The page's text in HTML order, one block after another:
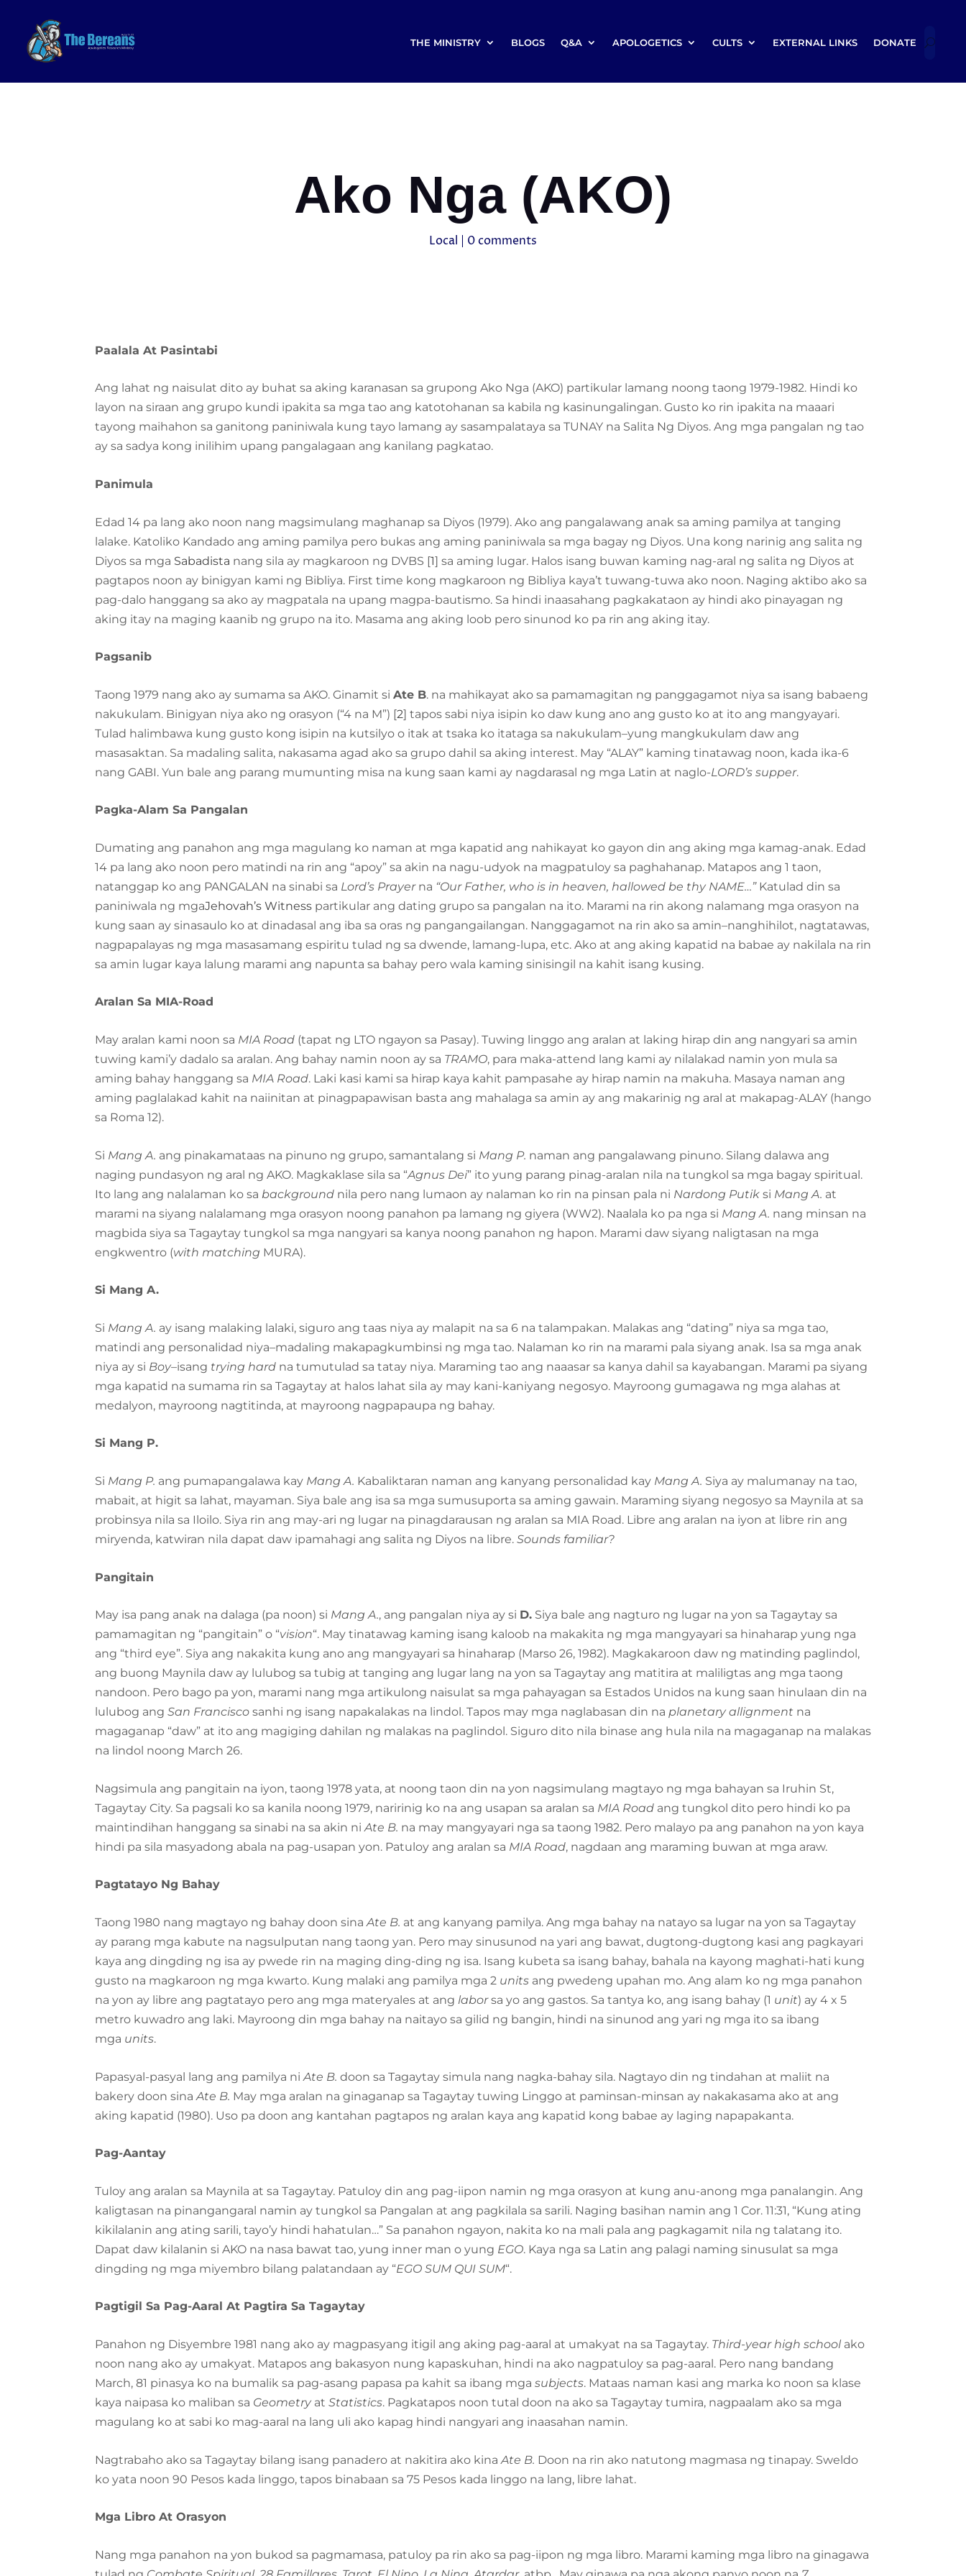
THE MINISTRY BLOGS Q&A APOLOGETICS CULTS EXTERNAL LINKS DONATE
Ako Nga (AKO)
Local 0 comments
Paalala At Pasintabi
Ang lahat ng naisulat dito ay buhat sa aking karanasan sa grupong Ako Nga (AKO) partikular lamang noong taong 1979-1982. Hindi ko
layon na siraan ang grupo kundi ipakita sa mga tao ang katotohanan sa kabila ng kasinungalingan. Gusto ko rin ipakita na maaari
tayong maihahon sa ganitong paniniwala kung tayo lamang ay sasampalataya sa TUNAY na Salita Ng Diyos. Ang mga pangalan ng tao
ay sa sadya kong inilihim upang pangalagaan ang kanilang pagkatao.
Panimula
Edad 14 pa lang ako noon nang magsimulang maghanap sa Diyos (1979). Ako ang pangalawang anak sa aming pamilya at tanging
lalake. Katoliko Kandado ang aming pamilya pero bukas ang aming paniniwala sa mga bagay ng Diyos. Una kong narinig ang salita ng
Diyos sa mga Sabadista nang sila ay magkaroon ng DVBS [1] sa aming lugar. Halos isang buwan kaming nag-aral ng salita ng Diyos at
pagtapos noon ay binigyan kami ng Bibliya. First time kong magkaroon ng Bibliya kaya’t tuwang-tuwa ako noon. Naging aktibo ako sa
pag-dalo hanggang sa ako ay magpatala na upang magpa-bautismo. Sa hindi inaasahang pagkakataon ay hindi ako pinayagan ng
aking itay na maging kaanib ng grupo na ito. Masama ang aking loob pero sinunod ko pa rin ang aking itay.
Pagsanib
Taong 1979 nang ako ay sumama sa AKO. Ginamit si Ate B. na mahikayat ako sa pamamagitan ng panggagamot niya sa isang babaeng
nakukulam. Binigyan niya ako ng orasyon (“4 na M”) [2] tapos sabi niya isipin ko daw kung ano ang gusto ko at ito ang mangyayari.
Tulad halimbawa kung gusto kong isipin na kutsilyo o itak at tsaka ko itataga sa nakukulam–yung mangkukulam daw ang
masasaktan. Sa madaling salita, nakasama agad ako sa grupo dahil sa aking interest. May “ALAY” kaming tinatawag noon, kada ika-6
nang GABI. Yun bale ang parang mumunting misa na kung saan kami ay nagdarasal ng mga Latin at naglo-LORD’s supper.
Pagka-Alam Sa Pangalan
Dumating ang panahon ang mga magulang ko naman at mga kapatid ang nahikayat ko gayon din ang aking mga kamag-anak. Edad
14 pa lang ako noon pero matindi na rin ang “apoy” sa akin na nagu-udyok na magpatuloy sa paghahanap. Matapos ang 1 taon,
natanggap ko ang PANGALAN na sinabi sa Lord’s Prayerna “Our Father, who is in heaven, hallowed be thy NAME…”Katulad din sa
paniniwala ng mgaJehovah’s Witness partikular ang dating grupo sa pangalan na ito. Marami na rin akong nalamang mga orasyon na
kung saan ay sinasaulo ko at dinadasal ang iba sa oras ng pangangailangan. Nanggagamot na rin ako sa amin–nanghihilot, nagtatawas,
nagpapalayas ng mga masasamang espiritu tulad ng sa dwende, lamang-lupa, etc. Ako at ang aking kapatid na babae ay nakilala na rin
sa amin lugar kaya lalung marami ang napunta sa bahay pero wala kaming sinisingil na kahit isang kusing.
Aralan Sa MIA-Road
May aralan kami noon sa MIA Road (tapat ng LTO ngayon sa Pasay). Tuwing linggo ang aralan at laking hirap din ang nangyari sa amin
tuwing kami’y dadalo sa aralan. Ang bahay namin noon ay sa TRAMO, para maka-attend lang kami ay nilalakad namin yon mula sa
aming bahay hanggang sa MIA Road. Laki kasi kami sa hirap kaya kahit pampasahe ay hirap namin na makuha. Masaya naman ang
aming paglalakad kahit na naiinitan at pinagpapawisan basta ang mahalaga sa amin ay ang makarinig ng aral at makapag-ALAY (hango
sa Roma 12).
Si Mang A. ang pinakamataas na pinuno ng grupo, samantalang si Mang P. naman ang pangalawang pinuno. Silang dalawa ang
naging pundasyon ng aral ng AKO. Magkaklase sila sa “Agnus Dei” ito yung parang pinag-aralan nila na tungkol sa mga bagay spiritual.
Ito lang ang nalalaman ko sa background nila pero nang lumaon ay nalaman ko rin na pinsan pala ni Nardong Putik si Mang A. at
marami na siyang nalalamang mga orasyon noong panahon pa lamang ng giyera (WW2). Naalala ko pa nga si Mang A. nang minsan na
magbida siya sa Tagaytay tungkol sa mga nangyari sa kanya noong panahon ng hapon. Marami daw siyang naligtasan na mga
engkwentro (with matching MURA).
Si Mang A.
Si Mang A. ay isang malaking lalaki, siguro ang taas niya ay malapit na sa 6 na talampakan. Malakas ang “dating” niya sa mga tao,
matindi ang personalidad niya–madaling makapagkumbinsi ng mga tao. Nalaman ko rin na marami pala siyang anak. Isa sa mga anak
niya ay si Boy–isang trying hard na tumutulad sa tatay niya. Maraming tao ang naaasar sa kanya dahil sa kayabangan. Marami pa siyang
mga kapatid na sumama rin sa Tagaytay at halos lahat sila ay may kani-kaniyang negosyo. Mayroong gumagawa ng mga alahas at
medalyon, mayroong nagtitinda, at mayroong nagpapaupa ng bahay.
Si Mang P.
Si Mang P. ang pumapangalawa kay Mang A. Kabaliktaran naman ang kanyang personalidad kay Mang A. Siya ay malumanay na tao,
mabait, at higit sa lahat, mayaman. Siya bale ang isa sa mga sumusuporta sa aming gawain. Maraming siyang negosyo sa Maynila at sa
probinsya nila sa Iloilo. Siya rin ang may-ari ng lugar na pinagdarausan ng aralan sa MIA Road. Libre ang aralan na iyon at libre rin ang
miryenda, katwiran nila dapat daw ipamahagi ang salita ng Diyos na libre. Sounds familiar?
Pangitain
May isa pang anak na dalaga (pa noon) si Mang A., ang pangalan niya ay si D. Siya bale ang nagturo ng lugar na yon sa Tagaytay sa
pamamagitan ng “pangitain” o “vision“. May tinatawag kaming isang kaloob na makakita ng mga mangyayari sa hinaharap yung nga
ang “third eye”. Siya ang nakakita kung ano ang mangyayari sa hinaharap (Marso 26, 1982). Magkakaroon daw ng matinding paglindol,
ang buong Maynila daw ay lulubog sa tubig at tanging ang lugar lang na yon sa Tagaytay ang matitira at maliligtas ang mga taong
nandoon. Pero bago pa yon, marami nang mga artikulong naisulat sa mga pahayagan sa Estados Unidos na kung saan hinulaan din na
lulubog ang San Francisco sanhi ng isang napakalakas na lindol. Tapos may mga naglabasan din na planetary allignment na
magaganap “daw” at ito ang magiging dahilan ng malakas na paglindol. Siguro dito nila binase ang hula nila na magaganap na malakas
na lindol noong March 26.
Nagsimula ang pangitain na iyon, taong 1978 yata, at noong taon din na yon nagsimulang magtayo ng mga bahayan sa Iruhin St,
Tagaytay City. Sa pagsali ko sa kanila noong 1979, naririnig ko na ang usapan sa aralan sa MIA Road ang tungkol dito pero hindi ko pa
maintindihan hanggang sa sinabi na sa akin niAte B. na may mangyayari nga sa taong 1982. Pero malayo pa ang panahon na yon kaya
hindi pa sila masyadong abala na pag-usapan yon. Patuloy ang aralan sa MIA Road, nagdaan ang maraming buwan at mga araw.
Pagtatayo Ng Bahay
Taong 1980 nang magtayo ng bahay doon sinaAte B. at ang kanyang pamilya. Ang mga bahay na natayo sa lugar na yon sa Tagaytay
ay parang mga kabute na nagsulputan nang taong yan. Pero may sinusunod na yari ang bawat, dugtong-dugtong kasi ang pagkayari
kaya ang dingding ng isa ay pwede rin na maging ding-ding ng isa. Isang kubeta sa isang bahay, bahala na kayong maghati-hati kung
gusto na magkaroon ng mga kwarto. Kung malaki ang pamilya mga 2 units ang pwedeng upahan mo. Ang alam ko ng mga panahon
na yon ay libre ang pagtatayo pero ang mga materyales at ang laborsa yo ang gastos. Sa tantya ko, ang isang bahay (1 unit) ay 4 x 5
metro kuwadro ang laki. Mayroong din mga bahay na naitayo sa gilid ng bangin, hindi na sinunod ang yari ng mga ito sa ibang
mga units.
Papasyal-pasyal lang ang pamilya ni Ate B. doon sa Tagaytay simula nang nagka-bahay sila. Nagtayo din ng tindahan at maliit na
bakery doon sina Ate B. May mga aralan na ginaganap sa Tagaytay tuwing Linggo at paminsan-minsan ay nakakasama ako at ang
aking kapatid (1980). Uso pa doon ang kantahan pagtapos ng aralan kaya ang kapatid kong babae ay laging napapakanta.
Pag-Aantay
Tuloy ang aralan sa Maynila at sa Tagaytay. Patuloy din ang pag-iipon namin ng mga orasyon at kung anu-anong mga panalangin. Ang
kaligtasan na pinangangaral namin ay tungkol sa Pangalan at ang pagkilala sa sarili. Naging basihan namin ang 1 Cor. 11:31, “Kung ating
kikilalanin ang ating sarili, tayo’y hindi hahatulan…” Sa panahon ngayon, nakita ko na mali pala ang pagkagamit nila ng talatang ito.
Dapat daw kilalanin si AKO na nasa bawat tao, yung inner man o yung EGO. Kaya nga sa Latin ang palagi naming sinusulat sa mga
dingding ng mga miyembro bilang palatandaan ay “EGO SUM QUI SUM“.
Pagtigil Sa Pag-Aaral At Pagtira Sa Tagaytay
Panahon ng Disyembre 1981 nang ako ay magpasyang itigil ang aking pag-aaral at umakyat na sa Tagaytay. Third-year high schoolako
noon nang ako ay umakyat. Matapos ang bakasyon nung kapaskuhan, hindi na ako nagpatuloy sa pag-aaral. Pero nang bandang
March, 81 pinasya ko na bumalik sa pag-asang papasa pa kahit sa ibang mga subjects. Mataas naman kasi ang marka ko noon sa klase
kaya naipasa ko maliban sa Geometryat Statistics. Pagkatapos noon tutal doon na ako sa Tagaytay tumira, nagpaalam ako sa mga
magulang ko at sabi ko mag-aaral na lang uli ako kapag hindi nangyari ang inaasahan namin.
Nagtrabaho ako sa Tagaytay bilang isang panadero at nakitira ako kina Ate B. Doon na rin ako natutong magmasa ng tinapay. Sweldo
ko yata noon 90 Pesos kada linggo, tapos binabaan sa 75 Pesos kada linggo na lang, libre lahat.
Mga Libro At Orasyon
Nang mga panahon na yon bukod sa pagmamasa, patuloy pa rin ako sa pag-iipon ng mga libro. Marami kaming mga libro na ginagawa